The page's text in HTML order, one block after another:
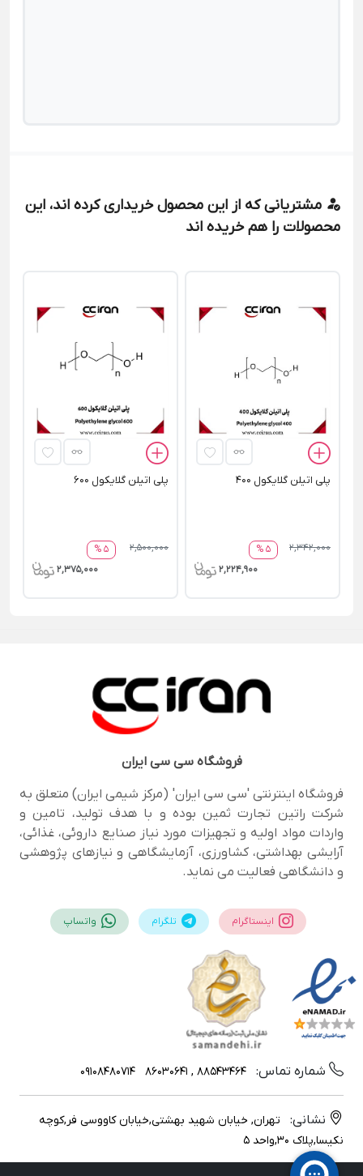
مشتریانی که از این محصول خریداری کرده اند، این
محصولات را هم خریده اند
پلی اتیلن گلایکول 400
5 %
2,342,000
2,224,900
پلی اتیلن گلایکول 600
5 %
2,500,000
2,375,000
فروشگاهسی سی ایران
فروشگاه اینترنتی 'سی سی ایران' (مرکز شیمی ایران) متعلق به
شرکت راتین تجارت ثمین بوده و با هدف تولید، تامین و
واردات مواد اولیه و تجهیزات مورد نیاز صنایع داروئی، غذائی،
آرایشی بهداشتی، کشاورزی، آزمایشگاهی و نیازهای پژوهشی
و دانشگاهی فعالیت می نماید.
اینستاگرام تلگرام واتساپ
شماره تماس: 88543464 , 86030641
09108480714
نشانی:
تهران, خیابان شهید بهشتی,خیابان کاووسی فر,کوچه
نکیسا,پلاک 30,واحد 5